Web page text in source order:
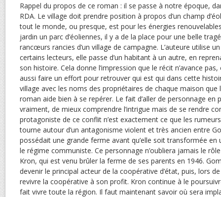
Rappel du propos de ce roman : il se passe à notre époque,
RDA. Le village doit prendre position à propos d’un champ
tout le monde, ou presque, est pour les énergies
jardin un parc d’éoliennes, il y a de la place pour une belle
rancœurs rancies d’un village de campagne. L’auteure utilise
certains lecteurs, elle passe d’un habitant à un autre, en
son histoire. Cela donne l’impression que le récit n’avance
aussi faire un effort pour retrouver qui est qui dans cette
village avec les noms des propriétaires de chaque maison que
roman aide bien à se repérer. Le fait d’aller de personnage en
vraiment, de mieux comprendre l’intrigue mais de se rendre
protagoniste de ce conflit n’est exactement ce que les
tourne autour d’un antagonisme violent et très ancien entre
possédait une grande ferme avant qu’elle soit transformée
le régime communiste. Ce personnage n’oubliera jamais le
Kron, qui est venu brûler la ferme de ses parents en 1946.
devenir le principal acteur de la coopérative d’état, puis, lors
revivre la coopérative à son profit. Kron continue à le
fait vivre toute la région. Il faut maintenant savoir où sera